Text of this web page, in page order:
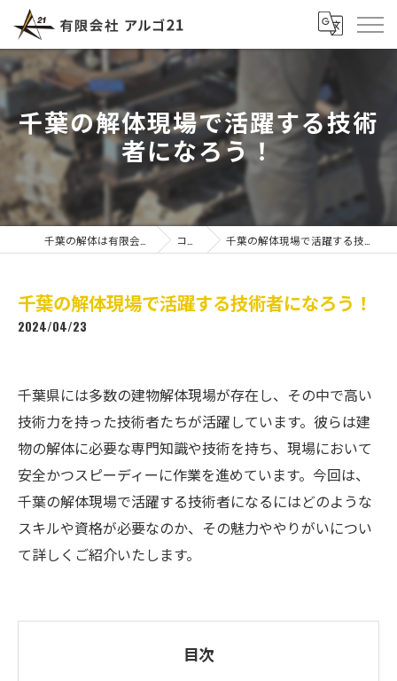
千葉の解体現場で活躍する技術
者になろう！
コラム 千葉の解体現場で活躍する技術者になろう！
千葉の解体現場で活躍する技術者になろう！
2024/04/23
千葉県には多数の建物解体現場が存在し、その中で高い
技術力を持った技術者たちが活躍しています。彼らは建
物の解体に必要な専門知識や技術を持ち、現場において
安全かつスピーディーに作業を進めています。今回は、
千葉の解体現場で活躍する技術者になるにはどのような
スキルや資格が必要なのか、その魅力ややりがいについ
て詳しくご紹介いたします。
目次